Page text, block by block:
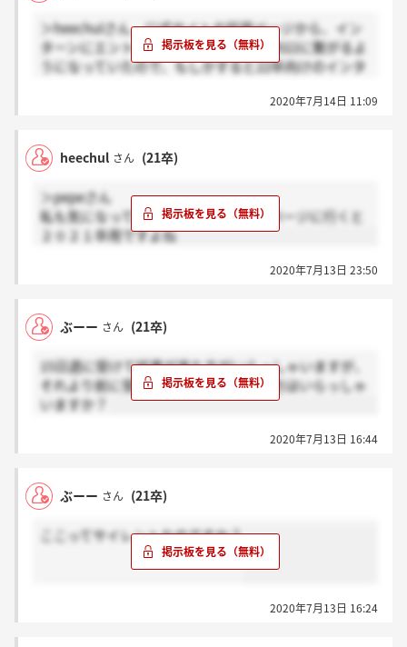
＞heechulさん 公式サイトの採用ページから、イン
ターンにエントリーすると、マイナビ2022に繋がるよ
うになっていたので、もしかすると22卒向けのインタ
2020年7月14日 11:09
heechul さん (21卒)
＞pepeさん
私も気になっています。インターンのページに行くと
２０２１卒用ですよね
2020年7月13日 23:50
ぶーー さん (21卒)
15日週に受けて結果が来た方がいらっしゃいますが、
それより前に受けて結果が来ていない方はいらっしゃ
いますか？
2020年7月13日 16:44
ぶーー さん (21卒)
ここってサイレントなのですか？
2020年7月13日 16:24